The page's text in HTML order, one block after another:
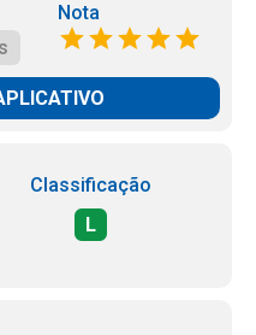
Nota
Classificação
L